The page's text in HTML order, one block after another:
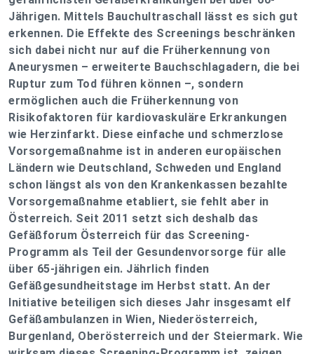
Jährigen. Mittels Bauchultraschall lässt es sich gut
erkennen. Die Effekte des Screenings beschränken
sich dabei nicht nur auf die Früherkennung von
Aneurysmen – erweiterte Bauchschlagadern, die bei
Ruptur zum Tod führen können –, sondern
ermöglichen auch die Früherkennung von
Risikofaktoren für kardiovaskuläre Erkrankungen
wie Herzinfarkt. Diese einfache und schmerzlose
Vorsorgemaßnahme ist in anderen europäischen
Ländern wie Deutschland, Schweden und England
schon längst als von den Krankenkassen bezahlte
Vorsorgemaßnahme etabliert, sie fehlt aber in
Österreich. Seit 2011 setzt sich deshalb das
Gefäßforum Österreich für das Screening-
Programm als Teil der Gesundenvorsorge für alle
über 65-jährigen ein. Jährlich finden
Gefäßgesundheitstage im Herbst statt. An der
Initiative beteiligen sich dieses Jahr insgesamt elf
Gefäßambulanzen in Wien, Niederösterreich,
Burgenland, Oberösterreich und der Steiermark. Wie